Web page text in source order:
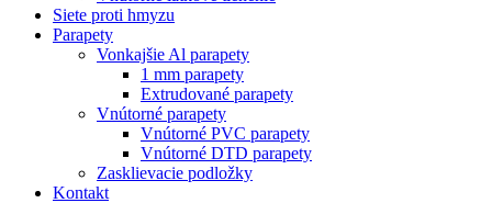
Siete proti hmyzu
Parapety
Vonkajšie Al parapety
1 mm parapety
Extrudované parapety
Vnútorné parapety
Vnútorné PVC parapety
Vnútorné DTD parapety
Zasklievacie podložky
Kontakt